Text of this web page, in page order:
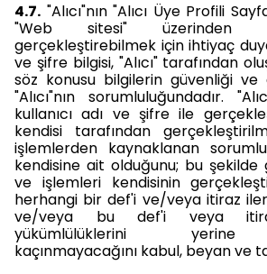
4.7. "Alıcı"nın "Alıcı Üye Profili
"Web sitesi" üzerinden
gerçekleştirebilmek için ihtiyaç
ve şifre bilgisi, "Alıcı" tarafından
söz konusu bilgilerin güvenliği ve
"Alıcı"nın sorumluluğundadır.
kullanıcı adı ve şifre ile
kendisi tarafından
işlemlerden kaynaklanan
kendisine ait olduğunu; bu şekilde
ve işlemleri kendisinin
herhangi bir def'i ve/veya itiraz
ve/veya bu def'i veya
yükümlülüklerini yerine
kaçınmayacağını kabul, beyan ve